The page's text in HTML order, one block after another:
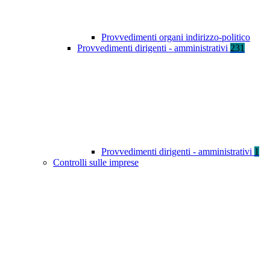
Provvedimenti organi indirizzo-politico
Provvedimenti dirigenti - amministrativi 231
Provvedimenti dirigenti - amministrativi 1
Controlli sulle imprese